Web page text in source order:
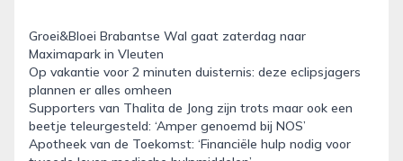
Groei&Bloei Brabantse Wal gaat zaterdag naar
Maximapark in Vleuten
Op vakantie voor 2 minuten duisternis: deze eclipsjagers
plannen er alles omheen
Supporters van Thalita de Jong zijn trots maar ook een
beetje teleurgesteld: ‘Amper genoemd bij NOS’
Apotheek van de Toekomst: ‘Financiële hulp nodig voor